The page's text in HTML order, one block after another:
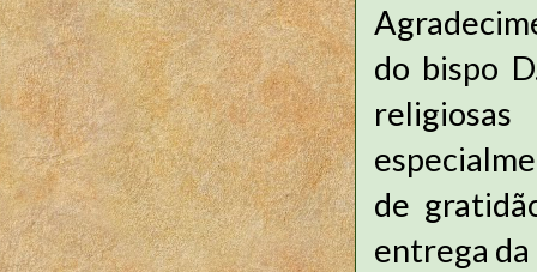
do bispo
de
entrega da